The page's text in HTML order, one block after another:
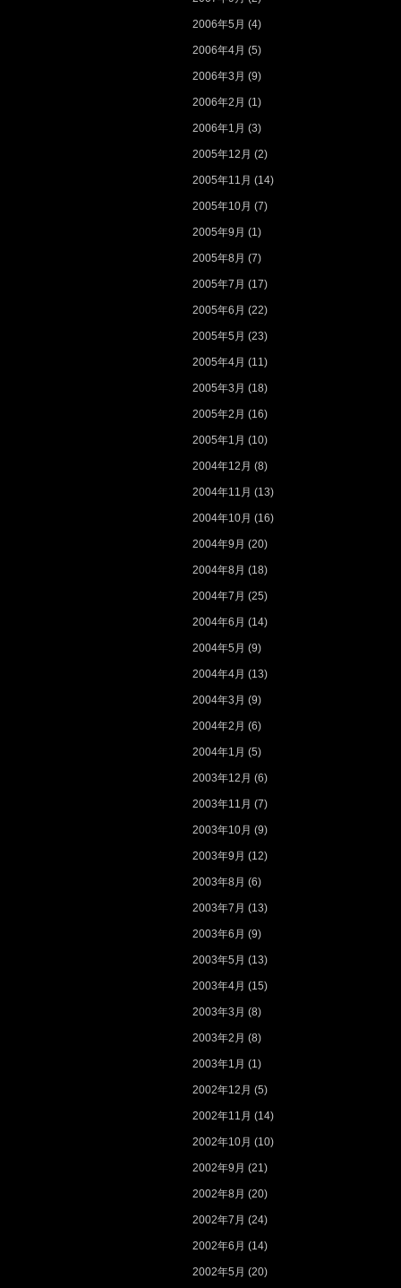
2006年5月 (4)
2006年4月 (5)
2006年3月 (9)
2006年2月 (1)
2006年1月 (3)
2005年12月 (2)
2005年11月 (14)
2005年10月 (7)
2005年9月 (1)
2005年8月 (7)
2005年7月 (17)
2005年6月 (22)
2005年5月 (23)
2005年4月 (11)
2005年3月 (18)
2005年2月 (16)
2005年1月 (10)
2004年12月 (8)
2004年11月 (13)
2004年10月 (16)
2004年9月 (20)
2004年8月 (18)
2004年7月 (25)
2004年6月 (14)
2004年5月 (9)
2004年4月 (13)
2004年3月 (9)
2004年2月 (6)
2004年1月 (5)
2003年12月 (6)
2003年11月 (7)
2003年10月 (9)
2003年9月 (12)
2003年8月 (6)
2003年7月 (13)
2003年6月 (9)
2003年5月 (13)
2003年4月 (15)
2003年3月 (8)
2003年2月 (8)
2003年1月 (1)
2002年12月 (5)
2002年11月 (14)
2002年10月 (10)
2002年9月 (21)
2002年8月 (20)
2002年7月 (24)
2002年6月 (14)
2002年5月 (20)